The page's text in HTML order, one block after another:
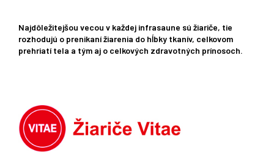
Najdôležitejšou vecou v každej infrasaune sú žiariče, tie
rozhodujú o prenikaní žiarenia do hĺbky tkanív, celkovom
prehriatí tela a tým aj o celkových zdravotných prínosoch.